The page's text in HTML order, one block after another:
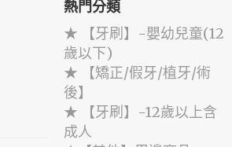
熱門分類
★ 【牙刷】-嬰幼兒童(12
歲以下)
★ 【矯正/假牙/植牙/術
後】
★ 【牙刷】-12歲以上含
成人